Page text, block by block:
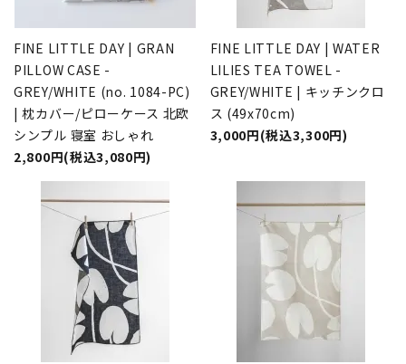
FINE LITTLE DAY | GRAN
PILLOW CASE -
GREY/WHITE (no. 1084-PC)
| 枕カバー/ピローケース 北欧
シンプル 寝室 おしゃれ
2,800円(税込3,080円)
FINE LITTLE DAY | WATER
LILIES TEA TOWEL -
GREY/WHITE | キッチンクロ
ス (49x70cm)
3,000円(税込3,300円)